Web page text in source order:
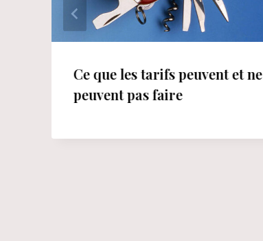
Ce que les tarifs peuvent et ne
peuvent pas faire